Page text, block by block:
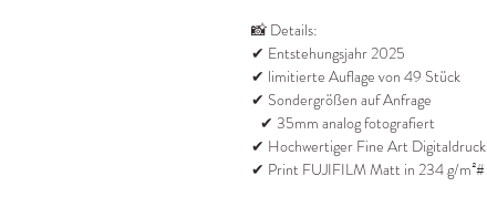
📸 Details:
✔ Entstehungsjahr 2025
✔ limitierte Auflage von 49 Stück
✔ Sondergrößen auf Anfrage
✔ 35mm analog fotografiert
✔ Hochwertiger Fine Art Digitaldruck
✔ Print FUJIFILM Matt in 234 g/m²#